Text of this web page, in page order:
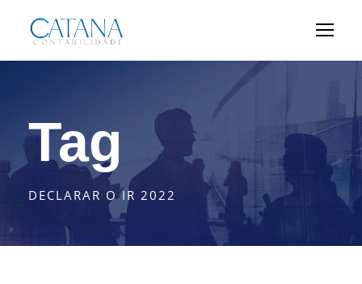
Tag
DECLARAR O IR 2022